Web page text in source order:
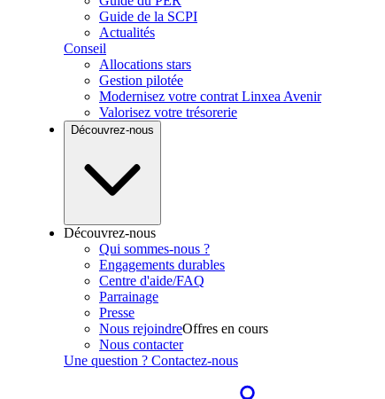
Guide de la SCPI
Actualités
Conseil
Allocations stars
Gestion pilotée
Modernisez votre contrat Linxea Avenir
Valorisez votre trésorerie
Découvrez-nous
Découvrez-nous
Qui sommes-nous ?
Engagements durables
Centre d'aide/FAQ
Parrainage
Presse
Nous rejoindreOffres en cours
Nous contacter
Une question ? Contactez-nous